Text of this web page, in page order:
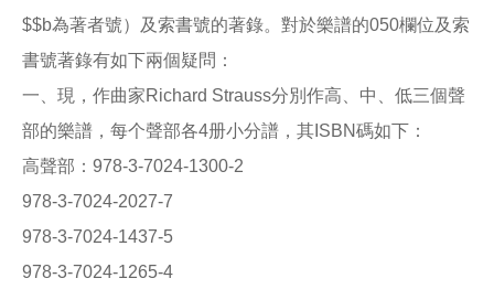
$$b為著者號）及索書號的著錄。對於樂譜的050欄位及索
書號著錄有如下兩個疑問：
一、現，作曲家Richard Strauss分別作高、中、低三個聲
部的樂譜，每个聲部各4册小分譜，其ISBN碼如下：
高聲部：978-3-7024-1300-2
978-3-7024-2027-7
978-3-7024-1437-5
978-3-7024-1265-4